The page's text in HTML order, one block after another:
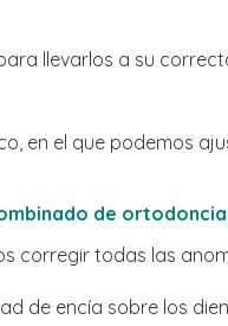
llevarlos a su
en el que podemos
de
todas las
de encía sobre los